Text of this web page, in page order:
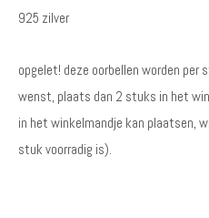
925 zilver
opgelet! deze oorbellen worden per
wenst, plaats dan 2 stuks in het
in het winkelmandje kan plaatsen,
stuk voorradig is).